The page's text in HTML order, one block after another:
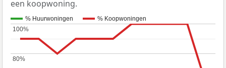
een koopwoning.
% Huurwoningen % Koopwoningen
80%
80%
100%
100%